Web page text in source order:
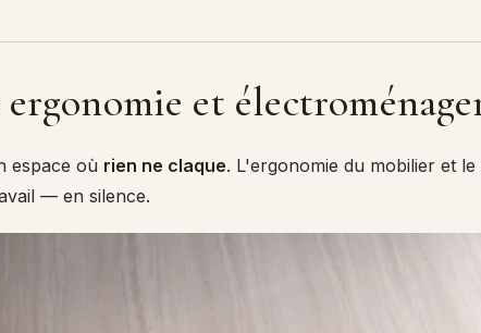
ergonomie et
espace où rien ne claque. L'ergonomie du mobilier et
— en silence.